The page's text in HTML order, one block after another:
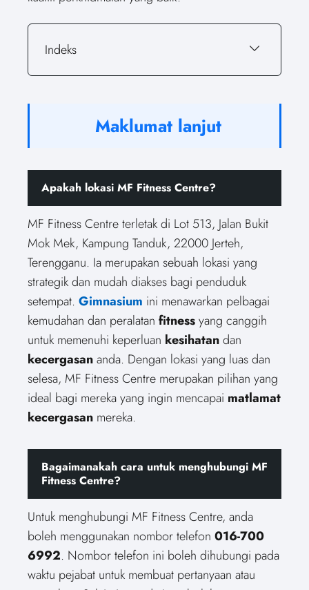
Indeks
Maklumat lanjut
Apakah lokasi MF Fitness Centre?
MF Fitness Centre terletak di Lot 513, Jalan Bukit
Mok Mek, Kampung Tanduk, 22000 Jerteh,
Terengganu. Ia merupakan sebuah lokasi yang
strategik dan mudah diakses bagi penduduk
setempat. Gimnasium ini menawarkan pelbagai
kemudahan dan peralatan fitnessyang canggih
untuk memenuhi keperluan kesihatandan
kecergasananda. Dengan lokasi yang luas dan
selesa, MF Fitness Centre merupakan pilihan yang
ideal bagi mereka yang ingin mencapai matlamat
kecergasan mereka.
Bagaimanakah cara untuk menghubungi MF
Fitness Centre?
Untuk menghubungi MF Fitness Centre, anda
boleh menggunakan nombor telefon 016-700
6992. Nombor telefon ini boleh dihubungi pada
waktu pejabat untuk membuat pertanyaan atau